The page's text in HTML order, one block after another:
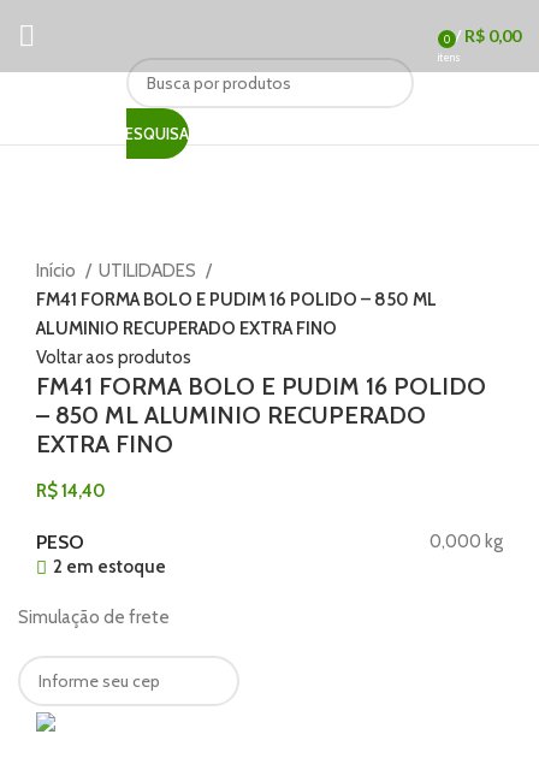
0
itens
/ R$ 0,00
PESQUISAR
Início
UTILIDADES
FM41 FORMA BOLO E PUDIM 16 POLIDO – 850 ML
ALUMINIO RECUPERADO EXTRA FINO
Voltar aos produtos
FM41 FORMA BOLO E PUDIM 16 POLIDO
– 850 ML ALUMINIO RECUPERADO
EXTRA FINO
R$14,40
PESO
0,000 kg
2 em estoque
Simulação de frete